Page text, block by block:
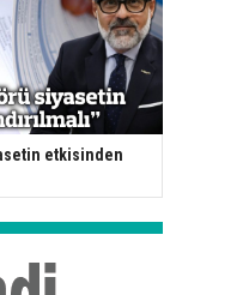
etkisinden